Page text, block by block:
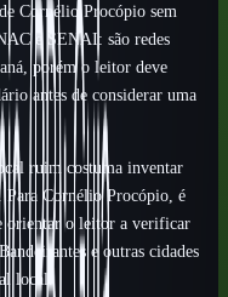
Cornélio Procópio sem
e SENAI: são redes
porém o leitor deve
antes de considerar uma
ruim costuma inventar
Para Cornélio Procópio, é
orientar o leitor a verificar
e outras cidades
local.